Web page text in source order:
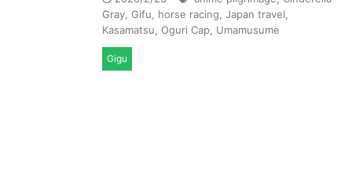
Gray Gifu horse racing Japan travel
Kasamatsu Oguri Cap Umamusume
Gigu